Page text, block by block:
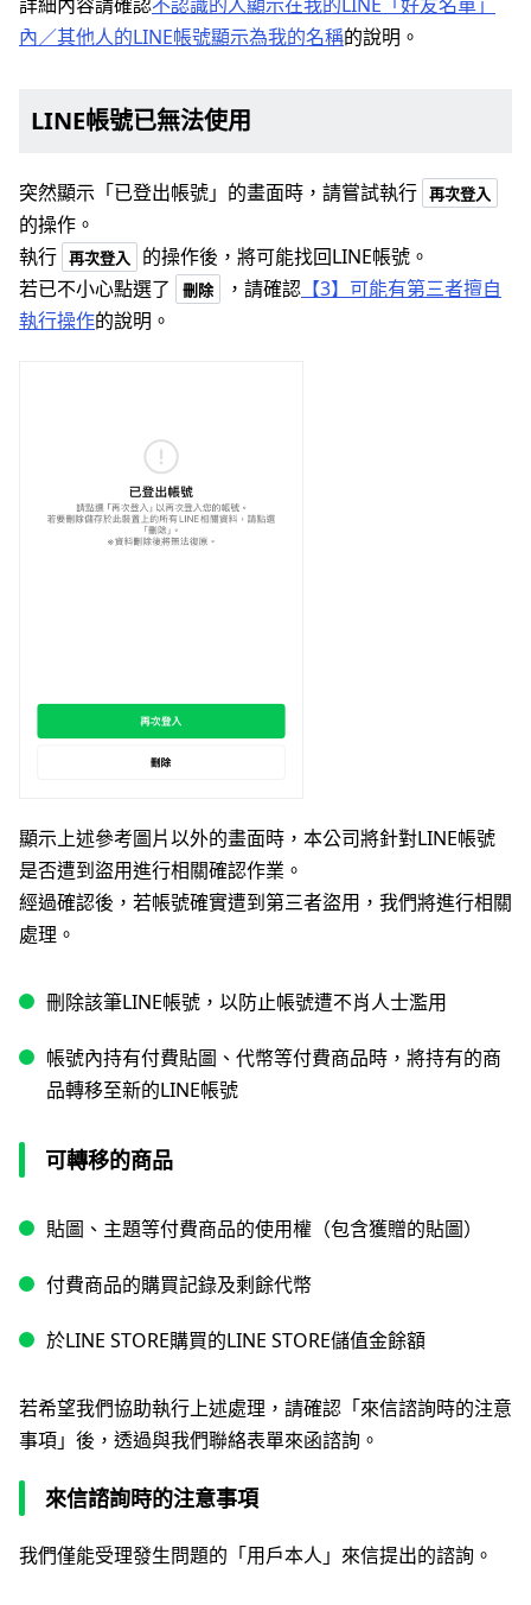
內／其他人的LINE帳號顯示為我的名稱的說明。
LINE帳號已無法使用
突然顯示「已登出帳號」的畫面時，請嘗試執行 再次登入
的操作。
執行 再次登入
的操作後，將可能找回LINE帳號。
若已不小心點選了
刪除 ，請確認 【3】可能有第三者擅自
執行操作的說明。
顯示上述參考圖片以外的畫面時，本公司將針對LINE帳號
是否遭到盜用進行相關確認作業。
經過確認後，若帳號確實遭到第三者盜用，我們將進行相關
處理。
刪除該筆LINE帳號，以防止帳號遭不肖人士濫用
帳號內持有付費貼圖、代幣等付費商品時，將持有的商
品轉移至新的LINE帳號
可轉移的商品
貼圖、主題等付費商品的使用權（包含獲贈的貼圖）
付費商品的購買記錄及剩餘代幣
於LINE STORE購買的LINE STORE儲值金餘額
若希望我們協助執行上述處理，請確認「來信諮詢時的注意
事項」後，透過與我們聯絡表單來函諮詢。
來信諮詢時的注意事項
我們僅能受理發生問題的「用戶本人」來信提出的諮詢。